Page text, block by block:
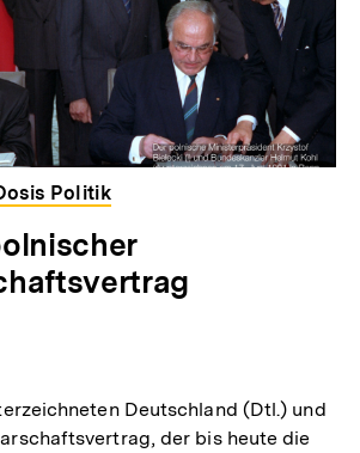
Politik
Deutschland (Dtl.) und
der bis heute die